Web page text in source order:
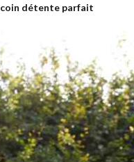
coin détente parfait